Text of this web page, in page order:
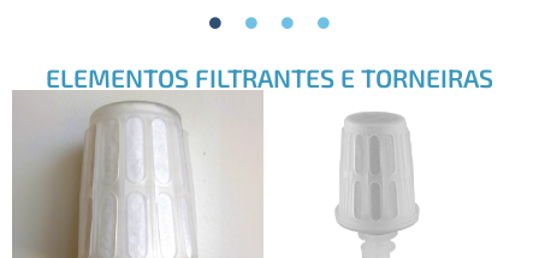
ELEMENTOS FILTRANTES E TORNEIRAS